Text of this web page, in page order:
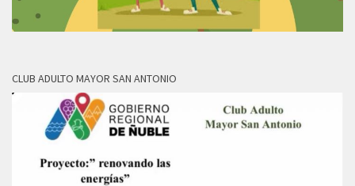
CLUB ADULTO MAYOR SAN ANTONIO